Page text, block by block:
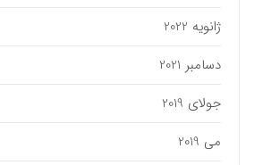
ژانویه 2022
دسامبر 2021
جولای 2019
می 2019